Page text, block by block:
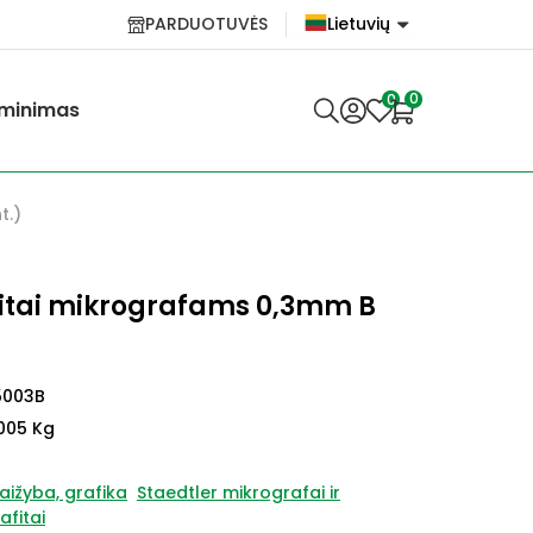
PARDUOTUVĖS
Lietuvių
Lietuvių
0 0
mikrografams 0,3mm B
Kg
grafika Staedtler mikrografai ir